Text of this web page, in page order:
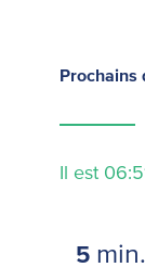
Prochains
Il est
5 min.